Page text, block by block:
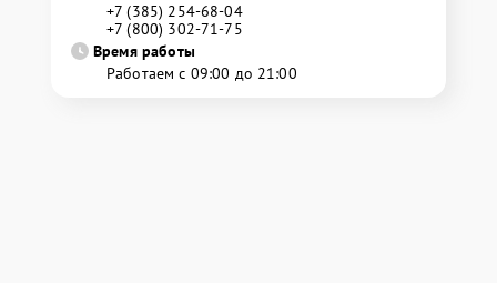
+7 (385) 254-68-04
+7 (800) 302-71-75
Время работы
Работаем с 09:00 до 21:00